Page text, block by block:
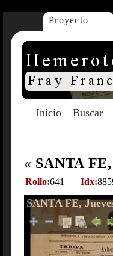
Proyecto
Inicio Buscar
« SANTA
Rollo:641 Idx:
SANTA FE,